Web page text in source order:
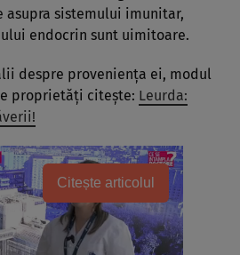
asupra sistemului imunitar,
endocrin sunt uimitoare.
despre proveniența ei, modul
proprietăți citește: Leurda:
Citește articolul